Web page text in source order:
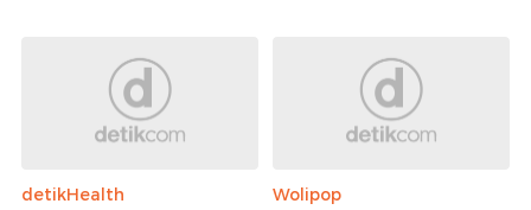
detikHealth
Wolipop